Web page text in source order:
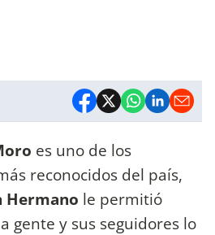
es uno de los
reconocidos del país,
Hermano le permitió
gente y sus seguidores lo